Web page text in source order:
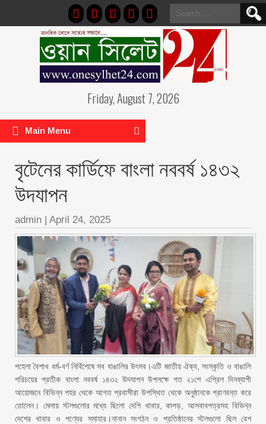
Search
for:
Friday, August 7, 2026
Main Menu
বৃটেনের কার্ডিফে বাংলা নববর্ষ ১৪৩২
উদযাপন
admin | April 24, 2025
পহেলা বৈশাখ ধর্ম-বর্ণ নির্বিশেষে সব বাঙালির উৎসব।এটি জাতীয় ঐক্য, সংস্কৃতি ও বাঙালি
পরিচয়ের প্রতীক বাংলা নববর্ষ ১৪৩২ উদযাপন উপলক্ষে গত ২১শে এপ্রিল দিনব্যাপী
আয়োজনে বিভিন্ন শহর থেকে আগত প্রবাসীরা উপস্থিত থেকে অনুষ্ঠানকে প্রাণবন্ত করে
তোলেন। মেলায় স্টলগুলোর মধ্যে ছিলো দেশি খাবার, কাপড়, আসবাবপত্রসহ বিভিন্ন
দেশের খাবার ও পণ্যের সমাহার।নানান সংগঠন ও প্রতিষ্ঠানের স্টলগুলো ছিল বেশ